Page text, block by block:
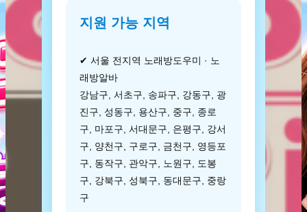
지원 가능 지역
✔ 서울 전지역 노래방도우미 · 노
래방알바
강남구, 서초구, 송파구, 강동구, 광
진구, 성동구, 용산구, 중구, 종로
구, 마포구, 서대문구, 은평구, 강서
구, 양천구, 구로구, 금천구, 영등포
구, 동작구, 관악구, 노원구, 도봉
구, 강북구, 성북구, 동대문구, 중랑
구